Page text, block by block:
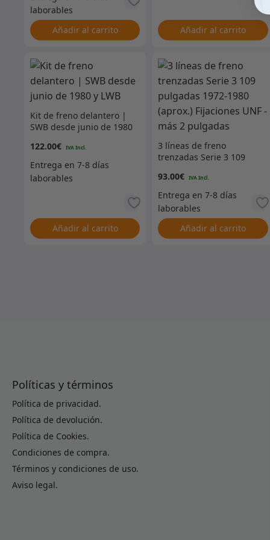
– GL5610
Añadir al carrito Añadir al carrito
Kit de freno delantero |
SWB desde junio de 1980
122.00€
Añadir al carrito
3 líneas de freno
trenzadas Serie 3 109
(aprox.) Fijaciones UNF –
más 2 pulgadas
93.00€
Añadir al carrito
Políticas y términos
Política de privacidad.
Política de devolución.
Política de Cookies.
Condiciones de compra.
Términos y condiciones de uso.
Aviso legal.